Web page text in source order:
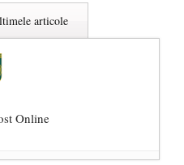
articole
Online